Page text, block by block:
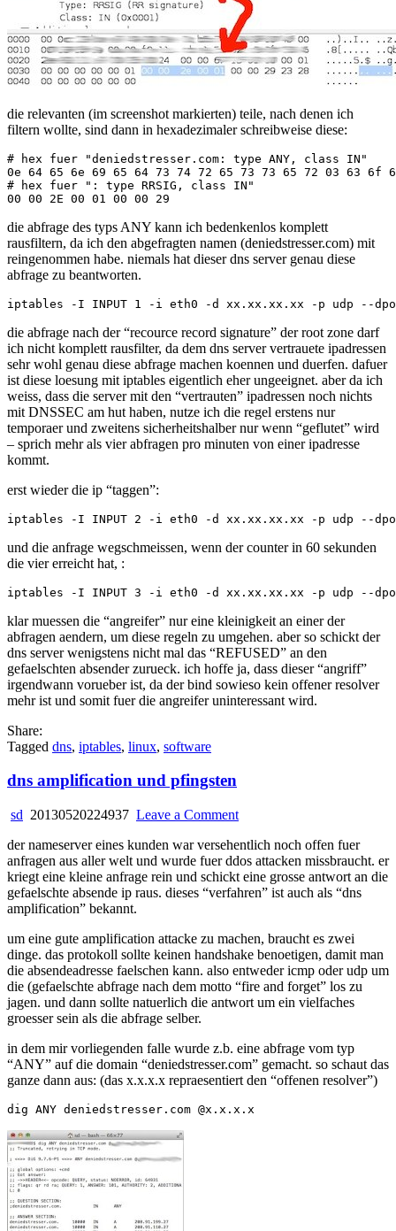
die relevanten (im screenshot markierten) teile, nach denen ich
filtern wollte, sind dann in hexadezimaler schreibweise diese:
# hex fuer "deniedstresser.com: type ANY, class IN"
0e 64 65 6e 69 65 64 73 74 72 65 73 73 65 72 03 63 6f
# hex fuer " : type RRSIG, class IN"
die abfrage des typs ANY kann ich bedenkenlos komplett
rausfiltern, da ich den abgefragten namen (deniedstresser.com) mit
reingenommen habe. niemals hat dieser dns server genau diese
abfrage zu beantworten.
die abfrage nach der “recource record signature” der root zone darf
ich nicht komplett rausfilter, da dem dns server vertrauete ipadressen
sehr wohl genau diese abfrage machen koennen und duerfen. dafuer
ist diese loesung mit iptables eigentlich eher ungeeignet. aber da ich
weiss, dass die server mit den “vertrauten” ipadressen noch nichts
mit DNSSEC am hut haben, nutze ich die regel erstens nur
temporaer und zweitens sicherheitshalber nur wenn “geflutet” wird
– sprich mehr als vier abfragen pro minuten von einer ipadresse
kommt.
erst wieder die ip “taggen”:
und die anfrage wegschmeissen, wenn der counter in 60 sekunden
die vier erreicht hat, :
klar muessen die “angreifer” nur eine kleinigkeit an einer der
abfragen aendern, um diese regeln zu umgehen. aber so schickt der
dns server wenigstens nicht mal das “REFUSED” an den
gefaelschten absender zurueck. ich hoffe ja, dass dieser “angriff”
irgendwann vorueber ist, da der bind sowieso kein offener resolver
mehr ist und somit fuer die angreifer uninteressant wird.
Share:
Tagged dns, iptables, linux, software
dns amplification und pfingsten
sd 20130520224937 Leave a Commenton
amplification
und
pfingsten
der nameserver eines kunden war versehentlich noch offen fuer
anfragen aus aller welt und wurde fuer ddos attacken missbraucht. er
kriegt eine kleine anfrage rein und schickt eine grosse antwort an die
gefaelschte absende ip raus. dieses “verfahren” ist auch als “dns
amplification” bekannt.
um eine gute amplification attacke zu machen, braucht es zwei
dinge. das protokoll sollte keinen handshake benoetigen, damit man
die absendeadresse faelschen kann. also entweder icmp oder udp um
die (gefaelschte abfrage nach dem motto “fire and forget” los zu
jagen. und dann sollte natuerlich die antwort um ein vielfaches
groesser sein als die abfrage selber.
in dem mir vorliegenden falle wurde z.b. eine abfrage vom typ
“ANY” auf die domain “deniedstresser.com” gemacht. so schaut das
ganze dann aus: (das x.x.x.x repraesentiert den “offenen resolver”)